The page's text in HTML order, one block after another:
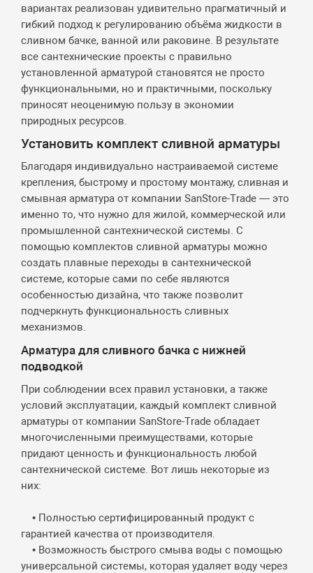
вариантах реализован удивительно прагматичный и
гибкий подход к регулированию объёма жидкости в
сливном бачке, ванной или раковине. В результате
все сантехнические проекты с правильно
установленной арматурой становятся не просто
функциональными, но и практичными, поскольку
приносят неоценимую пользу в экономии
природных ресурсов.
Установить комплект сливной арматуры
Благодаря индивидуально настраиваемой системе
крепления, быстрому и простому монтажу, сливная и
смывная арматура от компании SanStore-Trade — это
именно то, что нужно для жилой, коммерческой или
промышленной сантехнической системы. С
помощью комплектов сливной арматуры можно
создать плавные переходы в сантехнической
системе, которые сами по себе являются
особенностью дизайна, что также позволит
подчеркнуть функциональность сливных
механизмов.
Арматура для сливного бачка с нижней
подводкой
При соблюдении всех правил установки, а также
условий эксплуатации, каждый комплект сливной
арматуры от компании SanStore-Trade обладает
многочисленными преимуществами, которые
придают ценность и функциональность любой
сантехнической системе. Вот лишь некоторые из
них:
• Полностью сертифицированный продукт с
гарантией качества от производителя.
• Возможность быстрого смыва воды с помощью
универсальной системы, которая удаляет воду через